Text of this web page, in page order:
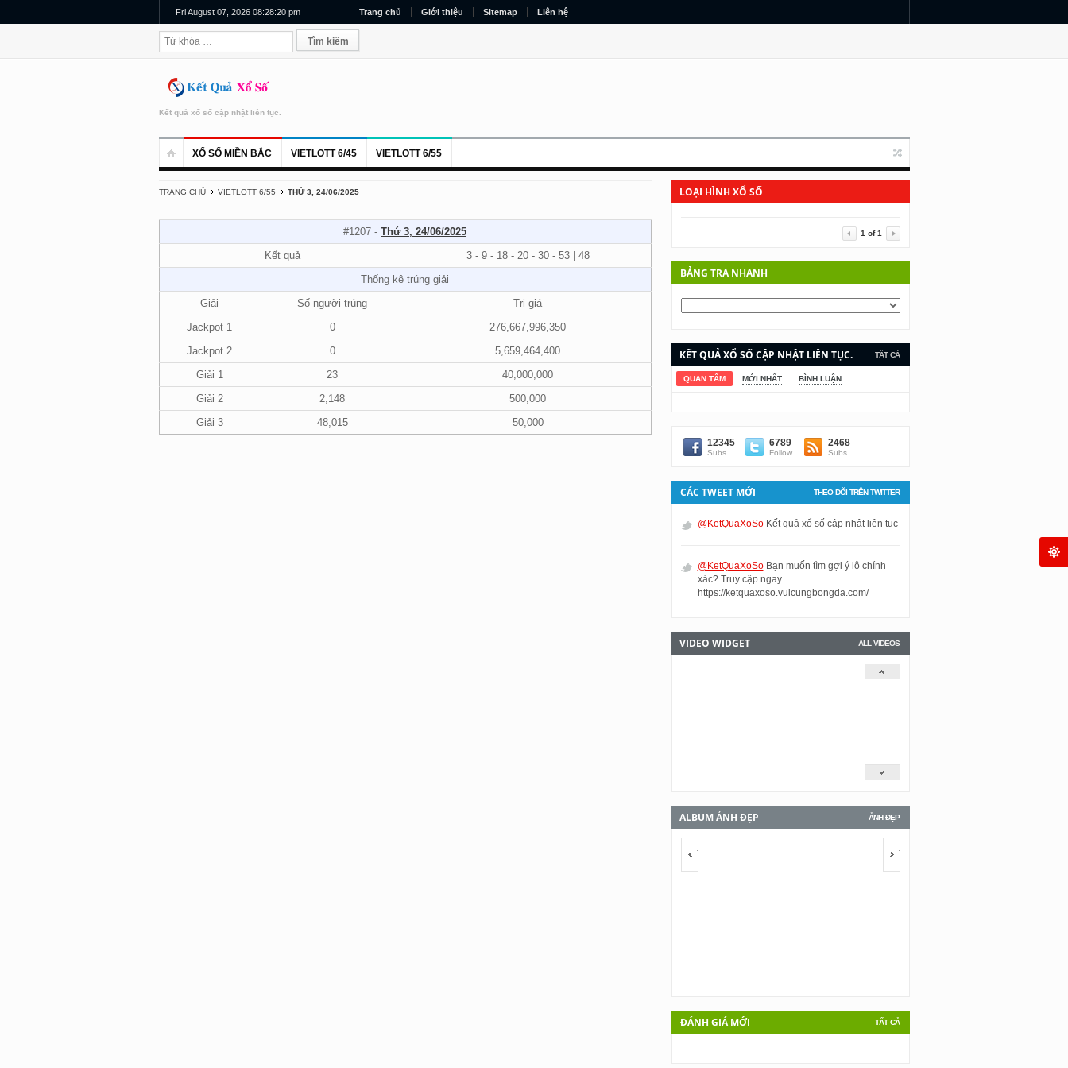
Fri August 07, 2026 08:28:20 pm Trang chủ Giới thiệu Sitemap Liên hệ
Kết quả xổ số cập nhật liên tục.
XỔ SỐ MIỀN BẮC VIETLOTT 6/45 VIETLOTT 6/55
TRANG CHỦ VIETLOTT 6/55 THỨ 3, 24/06/2025
#1207 - Thứ 3, 24/06/2025
Kết quả
3 - 9 - 18 - 20 - 30 - 53 | 48
Thống kê trúng giải
Giải
Số người trúng
Trị giá
Jackpot 1
0
276,667,996,350
Jackpot 2
0
5,659,464,400
Giải 1
23
40,000,000
Giải 2
2,148
500,000
Giải 3
48,015 50,000
LOẠI HÌNH XỔ SỐ
1 of1
BẢNG TRA NHANH
TẤT CẢ
KẾT QUẢ XỔ SỐ CẬP NHẬT LIÊN TỤC.
QUAN TÂM MỚI NHẤT BÌNH LUẬN
12345
Subs.
6789
Follow.
2468
Subs.
THEO DÕI TRÊN TWITTER
CÁC TWEET MỚI
@KetQuaXoSoKết quả xổ số cập nhật liên tục
@KetQuaXoSoBạn muốn tìm gợi ý lô chính
xác? Truy cập ngay
https://ketquaxoso.vuicungbongda.com/
ALL VIDEOS
VIDEO WIDGET
ẢNH ĐẸP
ALBUM ẢNH ĐẸP
TẤT CẢ
ĐÁNH GIÁ MỚI